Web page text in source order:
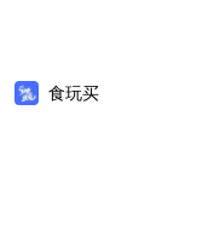
食玩买